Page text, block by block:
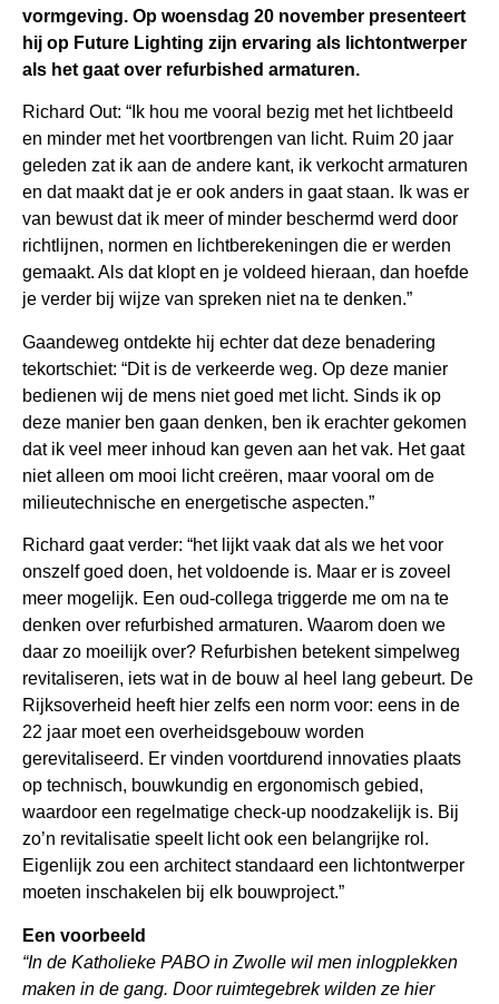
vormgeving. Op woensdag 20 november presenteert
hij op Future Lighting zijn ervaring als lichtontwerper
als het gaat over refurbished armaturen.
Richard Out: “Ik hou me vooral bezig met het lichtbeeld
en minder met het voortbrengen van licht. Ruim 20 jaar
geleden zat ik aan de andere kant, ik verkocht armaturen
en dat maakt dat je er ook anders in gaat staan. Ik was er
van bewust dat ik meer of minder beschermd werd door
richtlijnen, normen en lichtberekeningen die er werden
gemaakt. Als dat klopt en je voldeed hieraan, dan hoefde
je verder bij wijze van spreken niet na te denken.”
Gaandeweg ontdekte hij echter dat deze benadering
tekortschiet: “Dit is de verkeerde weg. Op deze manier
bedienen wij de mens niet goed met licht. Sinds ik op
deze manier ben gaan denken, ben ik erachter gekomen
dat ik veel meer inhoud kan geven aan het vak. Het gaat
niet alleen om mooi licht creëren, maar vooral om de
milieutechnische en energetische aspecten.”
Richard gaat verder: “het lijkt vaak dat als we het voor
onszelf goed doen, het voldoende is. Maar er is zoveel
meer mogelijk. Een oud-collega triggerde me om na te
denken over refurbished armaturen. Waarom doen we
daar zo moeilijk over? Refurbishen betekent simpelweg
revitaliseren, iets wat in de bouw al heel lang gebeurt. De
Rijksoverheid heeft hier zelfs een norm voor: eens in de
22 jaar moet een overheidsgebouw worden
gerevitaliseerd. Er vinden voortdurend innovaties plaats
op technisch, bouwkundig en ergonomisch gebied,
waardoor een regelmatige check-up noodzakelijk is. Bij
zo’n revitalisatie speelt licht ook een belangrijke rol.
Eigenlijk zou een architect standaard een lichtontwerper
moeten inschakelen bij elk bouwproject.”
Een voorbeeld
“In de Katholieke PABO in Zwolle wil men inlogplekken
maken in de gang. Door ruimtegebrek wilden ze hier